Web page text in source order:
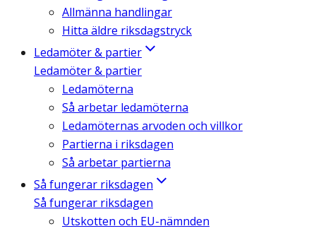
Allmänna handlingar
Hitta äldre riksdagstryck
Ledamöter & partier
Ledamöter & partier
Ledamöterna
Så arbetar ledamöterna
Ledamöternas arvoden och villkor
Partierna i riksdagen
Så arbetar partierna
Så fungerar riksdagen
Så fungerar riksdagen
Utskotten och EU-nämnden